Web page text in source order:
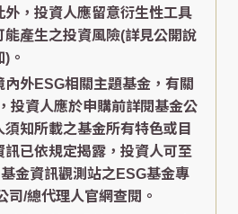
外，投資人應留意衍生性工具
能產生之投資風險(詳見公開說
。
外ESG相關主題基金，有關
投資人應於申購前詳閱基金公
須知所載之基金所有特色或目
訊已依規定揭露，投資人可至
金資訊觀測站之ESG基金專
司/總代理人官網查閱。